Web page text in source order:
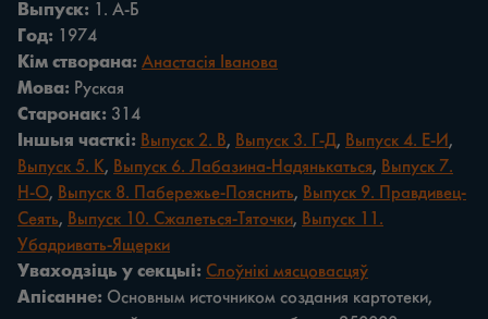
Выпуск: 1. А-Б
Год: 1974
Кім створана: Анастасія Іванова
Мова: Руская
Старонак: 314
Іншыя часткі: Выпуск 2. В, Выпуск 3. Г-Д, Выпуск 4. Е-И ,
Выпуск 5. К, Выпуск 6. Лабазина-Надянькаться, Выпуск 7.
Н-О, Выпуск 8. Пабережье-Пояснить, Выпуск 9. Правдивец-
Сеять, Выпуск 10. Сжалеться-Тяточки, Выпуск 11.
Убадривать-Ящерки
Уваходзіць у секцыі: Слоўнікі мясцовасцяў
Апісанне: Основным источником создания картотеки,